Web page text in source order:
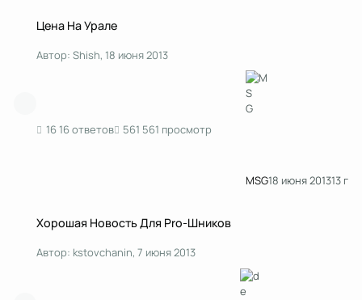
Цена На Урале
Автор: Shish, 18 июня 2013
16 ответов 561 просмотр
MSG18 июня 201313 г
Хорошая Новость Для Pro-Шников
Автор: kstоvchanin, 7 июня 2013